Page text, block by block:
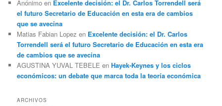
Anónimo en Excelente decisión: el Dr. Carlos Torrendell será
el futuro Secretario de Educación en esta era de cambios
que se avecina
Matias Fabian Lopez en Excelente decisión: el Dr. Carlos
Torrendell será el futuro Secretario de Educación en esta era
de cambios que se avecina
AGUSTINA YUVAL TEBELE enHayek-Keynes y los ciclos
económicos: un debate que marca toda la teoría económica
ARCHIVOS